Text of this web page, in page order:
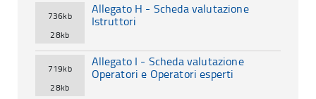
736kb
28kb
Allegato H - Scheda valutazione
Istruttori
719kb
28kb
Allegato I - Scheda valutazione
Operatori e Operatori esperti